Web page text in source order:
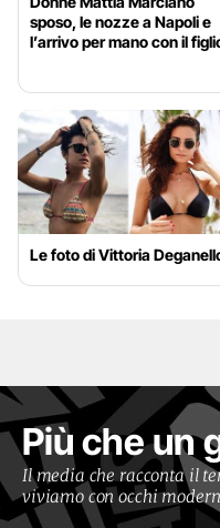
sposo, le nozze a Napoli e
l’arrivo per mano con il
Le foto di Vittoria
Più che un
Il media che racconta il
viviamo con occhi